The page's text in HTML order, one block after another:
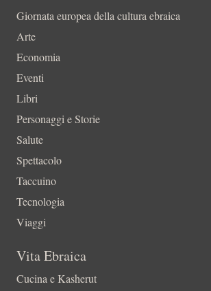
Giornata europea della cultura ebraica
Arte
Economia
Eventi
Libri
Personaggi e Storie
Salute
Spettacolo
Taccuino
Tecnologia
Viaggi
Vita Ebraica
Cucina e Kasherut